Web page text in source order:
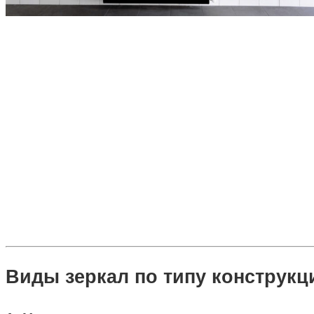
Виды зеркал по типу